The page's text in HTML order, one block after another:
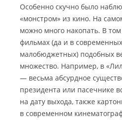
Особенно скучно было
«монстром» из кино. На
можно много накопать. В
фильмах (да и в
малобюджетных) подобных
множество. Например, в
— весьма абсурдное
президента или пасечнике
на дату выхода, также
в современном